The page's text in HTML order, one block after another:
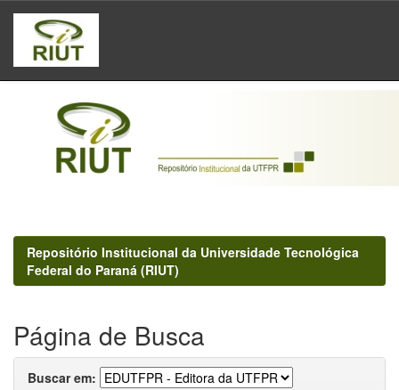
Skip
navigation
Repositório Institucional da Universidade Tecnológica
Federal do Paraná (RIUT)
Página de Busca
Buscar em: